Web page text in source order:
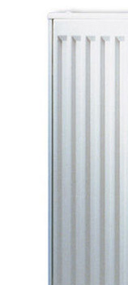
получили знак
выполнены
сталь, которая
грунтуется корпус